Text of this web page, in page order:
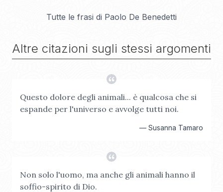
Tutte le frasi di Paolo De Benedetti
Altre citazioni sugli stessi argomenti
Questo dolore degli animali... è qualcosa che si
espande per l'universo e avvolge tutti noi.
— Susanna Tamaro
Non solo l'uomo, ma anche gli animali hanno il
soffio-spirito di Dio.